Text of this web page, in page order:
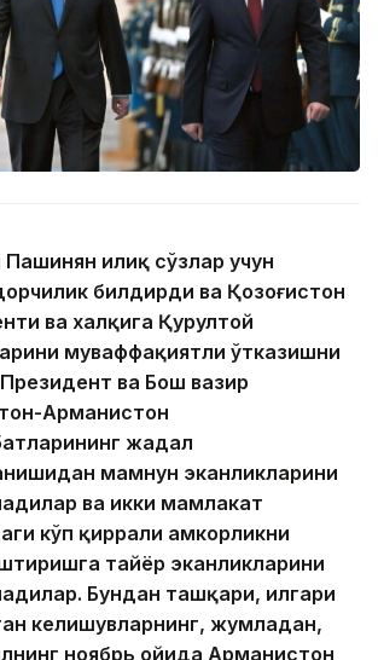
илиқ сўзлар учун
билдирди ва Қозоғистон
ва халқига Қурултой
муваффақиятли ўтказишни
ва Бош вазир
Арманистон
жадал
мамнун эканликларини
ва икки мамлакат
кўп қиррали ҳамкорликни
тайёр эканликларини
Бундан ташқари, илгари
келишувларнинг, жумладан,
ноябрь ойида Арманистон